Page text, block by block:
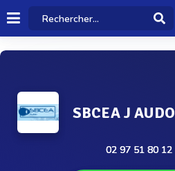
SBCEA J AUDO
02 97 51 80 12